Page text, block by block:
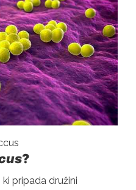
?
ki pripada družini